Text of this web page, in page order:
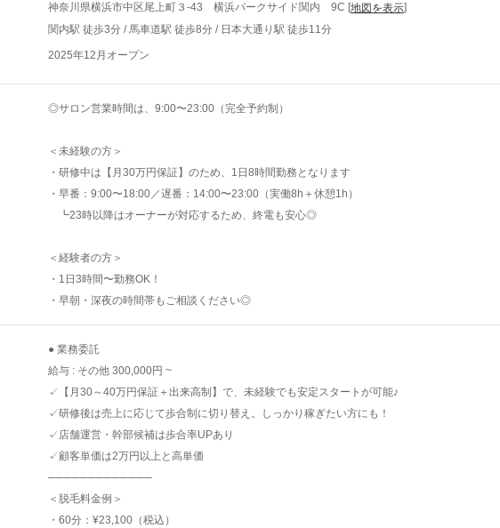
神奈川県横浜市中区尾上町３-43 横浜パークサイド関内 9C [地図を表示]
関内駅 徒歩3分 / 馬車道駅 徒歩8分 / 日本大通り駅 徒歩11分
2025年12月オープン
◎サロン営業時間は、9:00〜23:00（完全予約制）
＜未経験の方＞
・研修中は【月30万円保証】のため、1日8時間勤務となります
・早番：9:00〜18:00／遅番：14:00〜23:00（実働8h＋休憩1h）
┗23時以降はオーナーが対応するため、終電も安心◎
＜経験者の方＞
・1日3時間〜勤務OK！
・早朝・深夜の時間帯もご相談ください◎
● 業務委託
給与 : その他 300,000円 ~
✓【月30～40万円保証＋出来高制】で、未経験でも安定スタートが可能♪
✓研修後は売上に応じて歩合制に切り替え。しっかり稼ぎたい方にも！
✓店舗運営・幹部候補は歩合率UPあり
✓顧客単価は2万円以上と高単価
─────────────
＜脱毛料金例＞
・60分：¥23,100（税込）